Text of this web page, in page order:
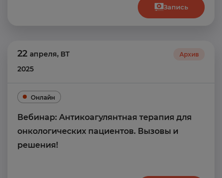
Запись
22 апреля, ВТ
2025
Архив
Онлайн
Вебинар: Антикоагулянтная терапия для
онкологических пациентов. Вызовы и
решения!